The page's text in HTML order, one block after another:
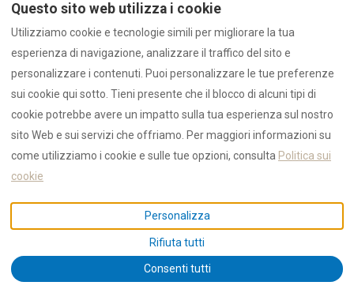
Italienische Sommer-Schulferien laufen von ca. 10. Juni
bis Mitte September (auf Sardinien meist 6.–10. Juni bis
14. September) — deutlich länger als deutsche Ferien. Der
Familienandrang konzentriert sich trotzdem auf den 1.–
25. August. Deutsche Schulferien verteilen sich je nach
Bundesland von Ende Juni bis Mitte September; wer
flexibel ist, reist Ende Juni oder Anfang September:
warmes Meer (23–25°C), lange Tage, keine Ferragosto-
Preise.
Wann beginnt die Saison auf Sardinien? —
Die Saison beginnt praktisch mit der Osterwoche: Fähren
Questo sito web utilizza i cookie
Utilizziamo cookie e tecnologie simili per migliorare la tua
esperienza di navigazione, analizzare il traffico del sito e
personalizzare i contenuti. Puoi personalizzare le tue preferenze
sui cookie qui sotto. Tieni presente che il blocco di alcuni tipi di
cookie potrebbe avere un impatto sulla tua esperienza sul nostro
sito Web e sui servizi che offriamo. Per maggiori informazioni su
come utilizziamo i cookie e sulle tue opzioni, consulta Politica sui
cookie
Personalizza
Rifiuta tutti
Consenti tutti